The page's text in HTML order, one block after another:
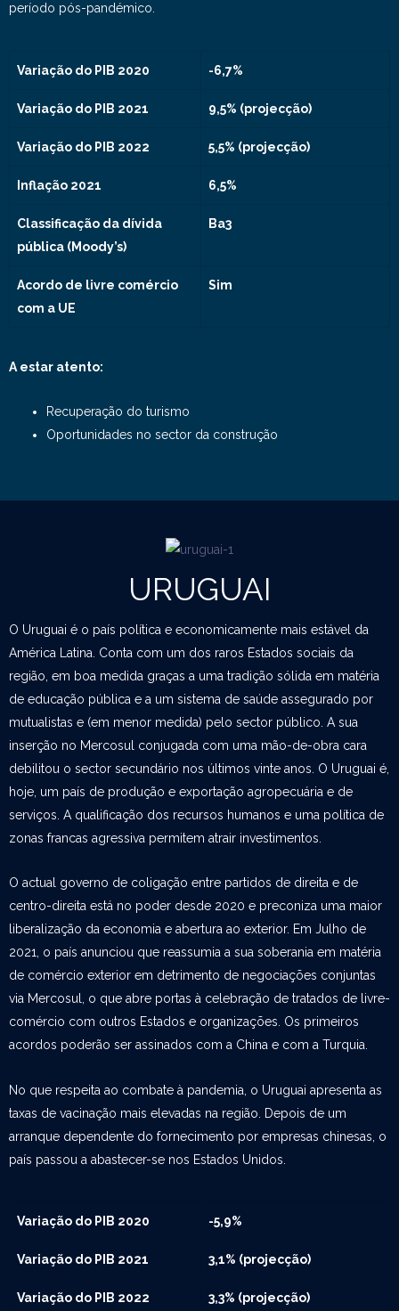
período pós-pandémico.
Variação do PIB 2020 -6,7%
Variação do PIB 2021 9,5% (projecção)
Variação do PIB 2022 5,5% (projecção)
Inflação 2021 6,5%
Classificação da dívida
pública (Moody’s)
Ba3
Acordo de livre comércio
com a UE
Sim
A estar atento:
Recuperação do turismo
Oportunidades no sector da construção
URUGUAI
O Uruguai é o país política e economicamente mais estável da
América Latina. Conta com um dos raros Estados sociais da
região, em boa medida graças a uma tradição sólida em matéria
de educação pública e a um sistema de saúde assegurado por
mutualistas e (em menor medida) pelo sector público. A sua
inserção no Mercosul conjugada com uma mão-de-obra cara
debilitou o sector secundário nos últimos vinte anos. O Uruguai é,
hoje, um país de produção e exportação agropecuária e de
serviços. A qualificação dos recursos humanos e uma política de
zonas francas agressiva permitem atrair investimentos.
O actual governo de coligação entre partidos de direita e de
centro-direita está no poder desde 2020 e preconiza uma maior
liberalização da economia e abertura ao exterior. Em Julho de
2021, o país anunciou que reassumia a sua soberania em matéria
de comércio exterior em detrimento de negociações conjuntas
via Mercosul, o que abre portas à celebração de tratados de livre-
comércio com outros Estados e organizações. Os primeiros
acordos poderão ser assinados com a China e com a Turquia.
No que respeita ao combate à pandemia, o Uruguai apresenta as
taxas de vacinação mais elevadas na região. Depois de um
arranque dependente do fornecimento por empresas chinesas, o
país passou a abastecer-se nos Estados Unidos.
Variação do PIB 2020 -5,9%
Variação do PIB 2021 3,1% (projecção)
Variação do PIB 2022 3,3% (projecção)